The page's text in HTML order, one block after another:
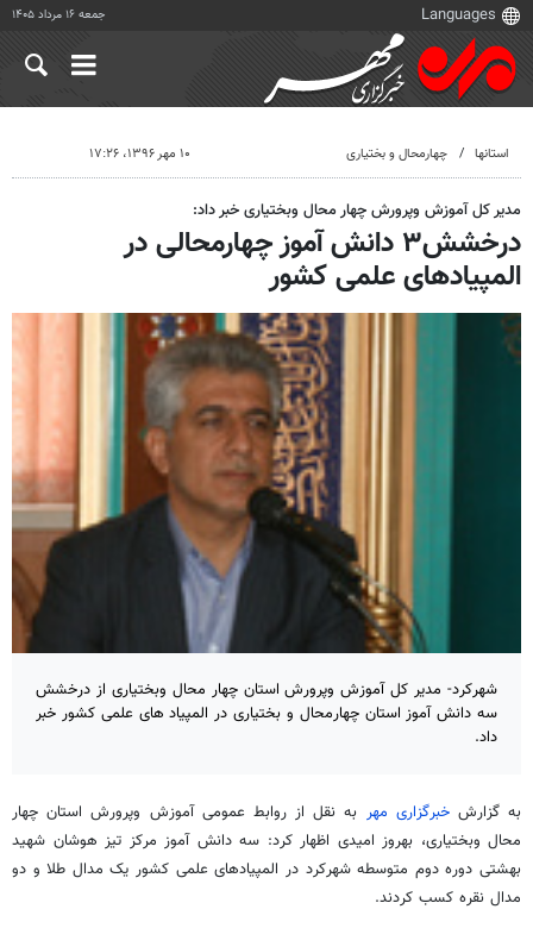
جمعه ۱۶ مرداد ۱۴۰۵
استانها چهارمحال و بختیاری ۱۰ مهر ۱۳۹۶، ۱۷:۲۶
مدیر کل آموزش وپرورش چهار محال وبختیاری خبر داد:
درخشش۳ دانش آموز چهارمحالی در
المپیادهای علمی کشور
شهرکرد- مدیر کل آموزش وپرورش استان چهار محال وبختیاری از درخشش
سه دانش آموز استان چهارمحال و بختیاری در المپیاد های علمی کشور خبر
داد.
به گزارشخبرگزاری مهر به نقل از روابط عمومی آموزش وپرورش استان چهار
محال وبختیاری، بهروز امیدی اظهار کرد: سه دانش آموز مرکز تیز هوشان شهید
بهشتی دوره دوم متوسطه شهرکرد در المپیادهای علمی کشور یک مدال طلا و دو
مدال نقره کسب کردند.